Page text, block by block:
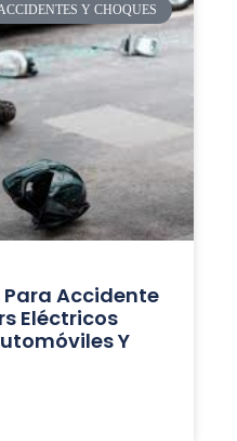
Y CHOQUES
Para Accidente
Eléctricos
Y